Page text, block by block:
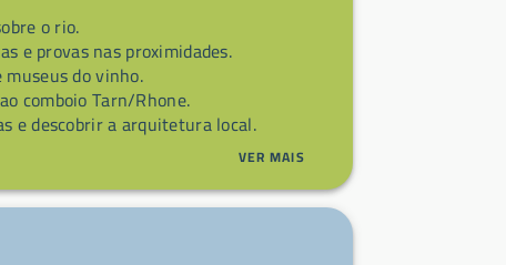
o rio.
e provas nas proximidades.
museus do vinho.
comboio Tarn/Rhone.
e descobrir a arquitetura local.
VER MAIS